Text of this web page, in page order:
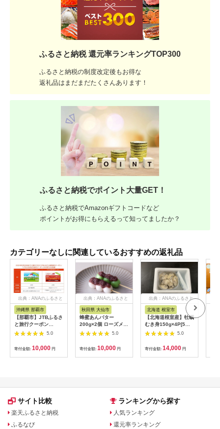
ふるさと納税 還元率ランキングTOP300
ふるさと納税の制度改定後もお得な
返礼品はまだまだたくさんあります！
ふるさと納税でポイント大量GET！
ふるさと納税でAmazonギフトコードなど
ポイントがお得にもらえるって知ってましたか？
カテゴリーなしに関連しているおすすめの返礼品
出典：ANAのふるさと
沖縄県 那覇市
【那覇市】JTBふるさ
と旅行クーポン
（3,000円分）有効期
間3年（Eメール発
行）｜旅行 トラベル
予約 国内旅行 JTB 宿
泊 観光 体験 旅行券
人気 おすすめ 旅行ク
ン ネット予約 電話 有
5.0
寄付金額: 10,000 円
出典：ANAのふるさと
秋田県 大仙市
蜂蜜あんバター
200g×2個 ローズメイ
[あんバター はちみ
つ 発酵バター あん
こ 水あめ不使用 秋
田県 大仙市]
5.0
寄付金額: 10,000 円
出典：ANAのふるさと
納税
北海道 根室市
【北海道根室産】牡蠣
むき身150g×4P[5月
下旬以降発送] A-
5.0
寄付金額: 14,000 円
サイト比較
楽天ふるさと納税
ふるなび
ランキングから探す
人気ランキング
還元率ランキング